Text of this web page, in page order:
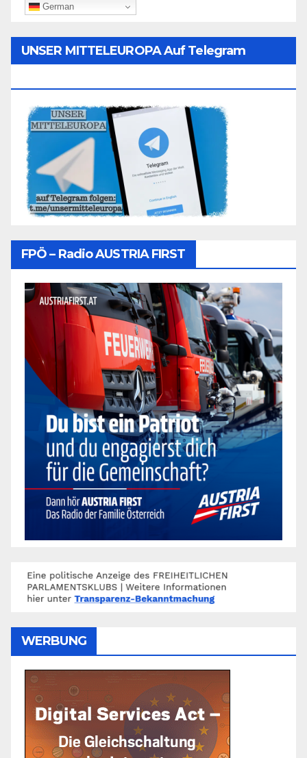
German
UNSER MITTELEUROPA Auf Telegram
FPÖ – Radio AUSTRIA FIRST
WERBUNG